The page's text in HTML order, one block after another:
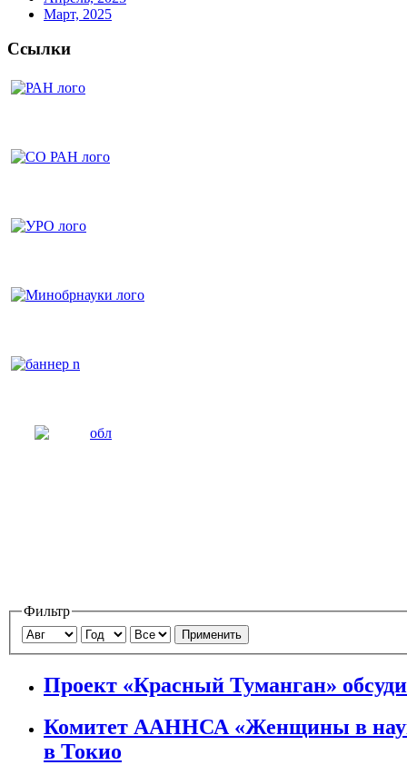
Март, 2025
Ссылки
Фильтр
Применить
Проект «Красный Туманган»
Комитет ААННСА «Женщины в
в Токио